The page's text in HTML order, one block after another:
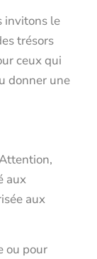
invitons le
trésors
ceux qui
donner une
aux
aux
ou pour